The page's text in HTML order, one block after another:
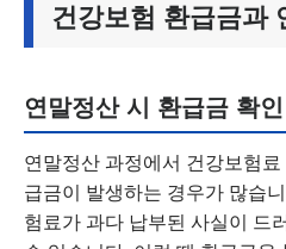
건강보험 환급금과
연말정산 시 환급금 확
연말정산 과정에서 건강보험
급금이 발생하는 경우가 많습
험료가 과다 납부된 사실이 드